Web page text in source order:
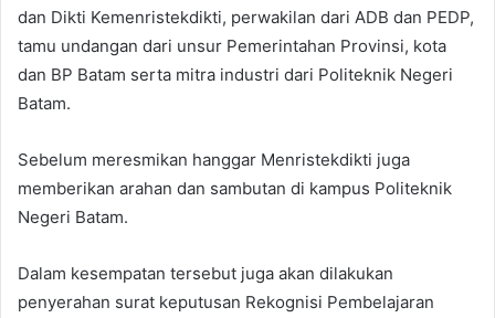
dan Dikti Kemenristekdikti, perwakilan dari ADB dan PEDP,
tamu undangan dari unsur Pemerintahan Provinsi, kota
dan BP Batam serta mitra industri dari Politeknik Negeri
Batam.
Sebelum meresmikan hanggar Menristekdikti juga
memberikan arahan dan sambutan di kampus Politeknik
Negeri Batam.
Dalam kesempatan tersebut juga akan dilakukan
penyerahan surat keputusan Rekognisi Pembelajaran